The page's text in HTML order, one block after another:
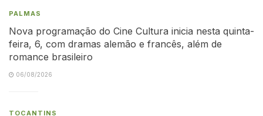
PALMAS
Nova programação do Cine Cultura inicia nesta quinta-
feira, 6, com dramas alemão e francês, além de
romance brasileiro
06/08/2026
TOCANTINS